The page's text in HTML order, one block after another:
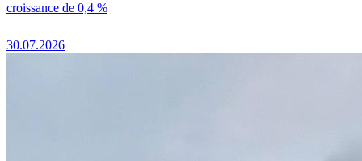
croissance de 0,4 %
30.07.2026